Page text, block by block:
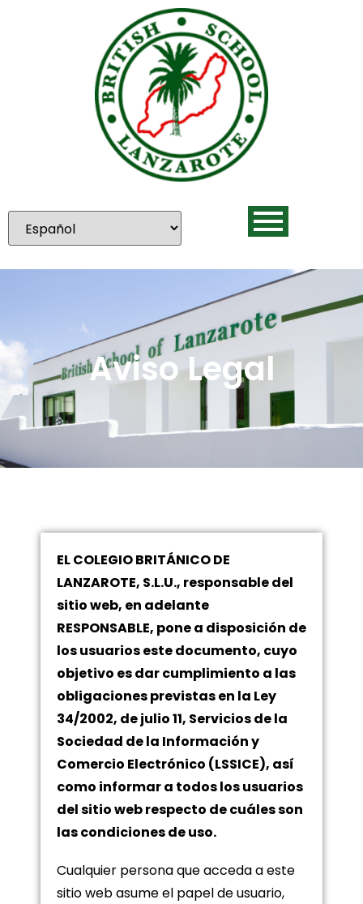
Aviso Legal
EL COLEGIO BRITÁNICO DE
LANZAROTE, S.L.U., responsable del
sitio web, en adelante
RESPONSABLE, pone a disposición de
los usuarios este documento, cuyo
objetivo es dar cumplimiento a las
obligaciones previstas en la Ley
34/2002, de julio 11, Servicios de la
Sociedad de la Información y
Comercio Electrónico (LSSICE), así
como informar a todos los usuarios
del sitio web respecto de cuáles son
las condiciones de uso.
Cualquier persona que acceda a este
sitio web asume el papel de usuario,